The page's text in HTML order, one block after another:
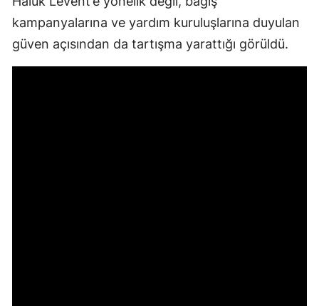
kampanyalarına ve yardım kuruluşlarına duyulan
güven açısından da tartışma yarattığı görüldü.